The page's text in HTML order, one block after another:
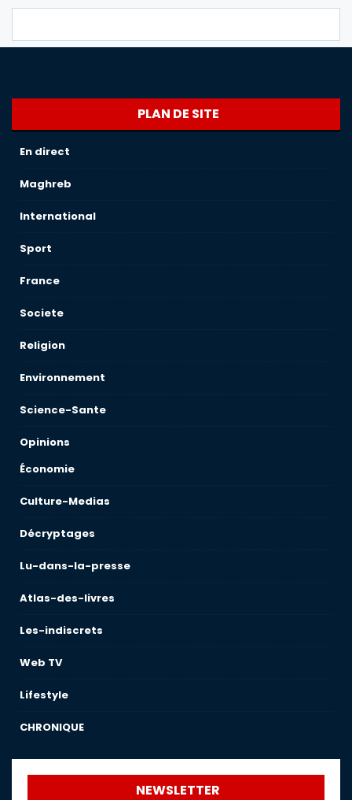
PLAN DE SITE
En direct
Maghreb
International
Sport
France
Societe
Religion
Environnement
Science-Sante
Opinions
Économie
Culture-Medias
Décryptages
Lu-dans-la-presse
Atlas-des-livres
Les-indiscrets
Web TV
Lifestyle
CHRONIQUE
NEWSLETTER